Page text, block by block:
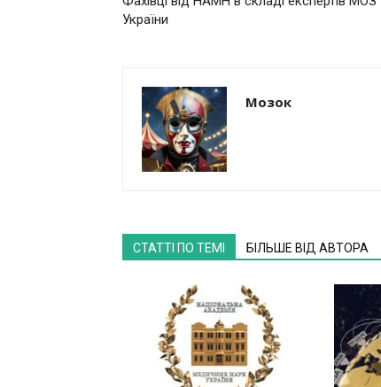
України
Мозок
СТАТТІ ПО ТЕМІ БІЛЬШЕ ВІД АВТОРА